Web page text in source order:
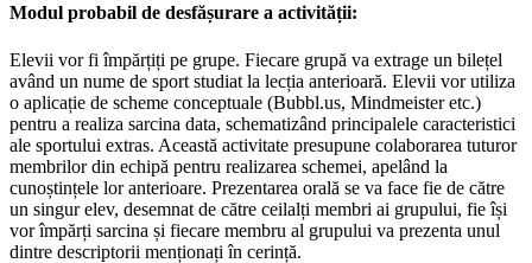
Modul probabil de desfășurare a activității:
Elevii vor fi împărțiți pe grupe. Fiecare grupă va extrage un bilețel
având un nume de sport studiat la lecția anterioară. Elevii vor utiliza
o aplicație de scheme conceptuale (Bubbl.us, Mindmeister etc.)
pentru a realiza sarcina data, schematizând principalele caracteristici
ale sportului extras. Această activitate presupune colaborarea tuturor
membrilor din echipă pentru realizarea schemei, apelând la
cunoștințele lor anterioare. Prezentarea orală se va face fie de către
un singur elev, desemnat de către ceilalți membri ai grupului, fie își
vor împărți sarcina și fiecare membru al grupului va prezenta unul
dintre descriptorii menționați în cerință.